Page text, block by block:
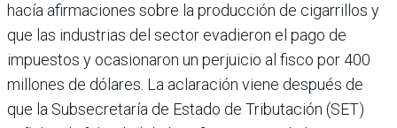
hacía afir­maciones sobre la producción de cigarri­llos y
que las industrias del sector evadie­ron el pago de
impuestos y ocasionaron un perjuicio al fisco por 400
millones de dóla­res. La aclaración viene después de
que la Subsecretaría de Estado de Tributación (SET)